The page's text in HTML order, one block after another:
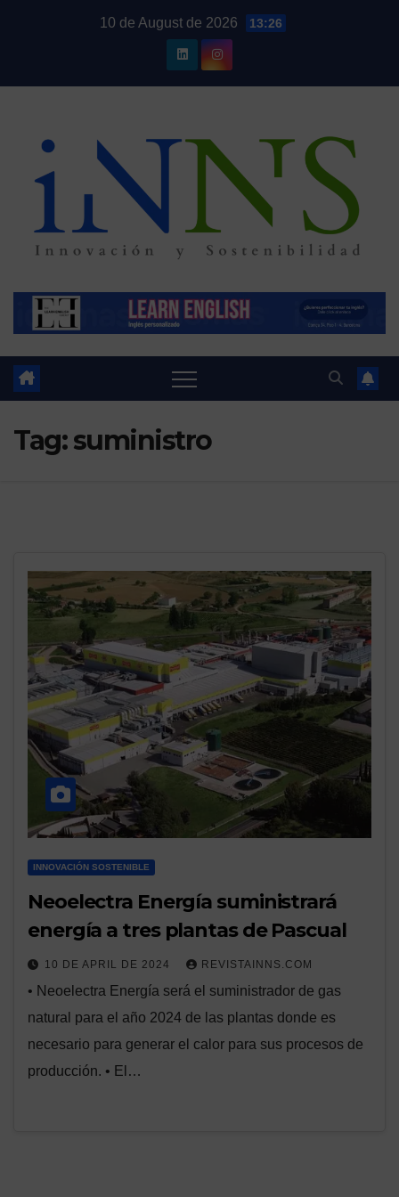
10 de August de 2026 13:26
Tag:suministro
INNOVACIÓN SOSTENIBLE
Neoelectra Energía suministrará
energía a tres plantas de Pascual
10 DE APRIL DE 2024 REVISTAINNS.COM
• Neoelectra Energía será el suministrador de gas
natural para el año 2024 de las plantas donde es
necesario para generar el calor para sus procesos de
producción. • El…